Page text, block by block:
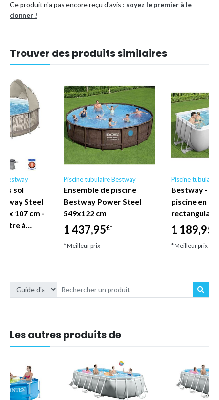
✔ Adaptée aux enfants et matériaux solides
✔ Intex marque supérieure
✔ Pack d'entretien piscine complet 7-en-1 WAYS
Forme
Rectangulaire
Référence (EAN)
8720679668968
Ce produit n'a pas encore reçu d'avis : soyez le premier à le
donner !
Trouver des produits similaires
Bestway
sol
Steel
x 107 cm -
filtre à…
Piscine tubulaire Bestway
Ensemble de piscine
Bestway Power Steel
549x122 cm
1 437,95€*
* Meilleur prix
Piscine
Bestway -
piscine en
1 189,95
* Meilleur prix
Les autres produits de